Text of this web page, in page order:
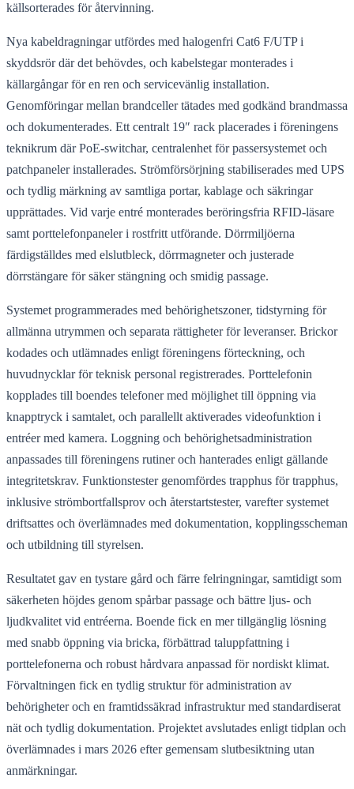
källsorterades för återvinning.
Nya kabeldragningar utfördes med halogenfri Cat6 F/UTP i
skyddsrör där det behövdes, och kabelstegar monterades i
källargångar för en ren och servicevänlig installation.
Genomföringar mellan brandceller tätades med godkänd brandmassa
och dokumenterades. Ett centralt 19″ rack placerades i föreningens
teknikrum där PoE-switchar, centralenhet för passersystemet och
patchpaneler installerades. Strömförsörjning stabiliserades med UPS
och tydlig märkning av samtliga portar, kablage och säkringar
upprättades. Vid varje entré monterades beröringsfria RFID-läsare
samt porttelefonpaneler i rostfritt utförande. Dörrmiljöerna
färdigställdes med elslutbleck, dörrmagneter och justerade
dörrstängare för säker stängning och smidig passage.
Systemet programmerades med behörighetszoner, tidstyrning för
allmänna utrymmen och separata rättigheter för leveranser. Brickor
kodades och utlämnades enligt föreningens förteckning, och
huvudnycklar för teknisk personal registrerades. Porttelefonin
kopplades till boendes telefoner med möjlighet till öppning via
knapptryck i samtalet, och parallellt aktiverades videofunktion i
entréer med kamera. Loggning och behörighetsadministration
anpassades till föreningens rutiner och hanterades enligt gällande
integritetskrav. Funktionstester genomfördes trapphus för trapphus,
inklusive strömbortfallsprov och återstartstester, varefter systemet
driftsattes och överlämnades med dokumentation, kopplingsscheman
och utbildning till styrelsen.
Resultatet gav en tystare gård och färre felringningar, samtidigt som
säkerheten höjdes genom spårbar passage och bättre ljus- och
ljudkvalitet vid entréerna. Boende fick en mer tillgänglig lösning
med snabb öppning via bricka, förbättrad taluppfattning i
porttelefonerna och robust hårdvara anpassad för nordiskt klimat.
Förvaltningen fick en tydlig struktur för administration av
behörigheter och en framtidssäkrad infrastruktur med standardiserat
nät och tydlig dokumentation. Projektet avslutades enligt tidplan och
överlämnades i mars 2026 efter gemensam slutbesiktning utan
anmärkningar.